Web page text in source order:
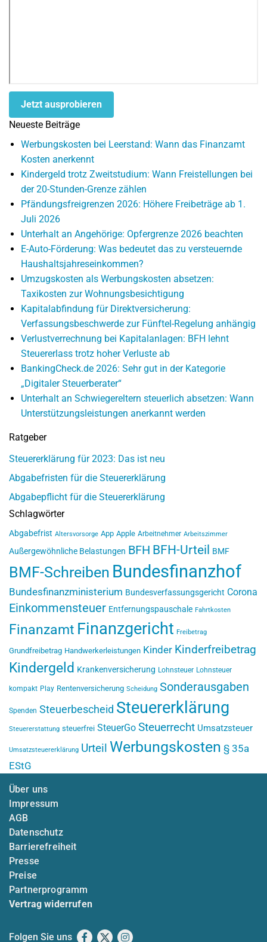
Jetzt ausprobieren
Neueste Beiträge
Werbungskosten bei Leerstand: Wann das Finanzamt
Kosten anerkennt
Kindergeld trotz Zweitstudium: Wann Freistellungen bei
der 20-Stunden-Grenze zählen
Pfändungsfreigrenzen 2026: Höhere Freibeträge ab 1.
Juli 2026
Unterhalt an Angehörige: Opfergrenze 2026 beachten
E-Auto-Förderung: Was bedeutet das zu versteuernde
Haushaltsjahreseinkommen?
Umzugskosten als Werbungskosten absetzen:
Taxikosten zur Wohnungsbesichtigung
Kapitalabfindung für Direktversicherung:
Verfassungsbeschwerde zur Fünftel-Regelung anhängig
Verlustverrechnung bei Kapitalanlagen: BFH lehnt
Steuererlass trotz hoher Verluste ab
BankingCheck.de 2026: Sehr gut in der Kategorie
„Digitaler Steuerberater“
Unterhalt an Schwiegereltern steuerlich absetzen: Wann
Unterstützungsleistungen anerkannt werden
Ratgeber
Steuererklärung für 2023: Das ist neu
Abgabefristen für die Steuererklärung
Abgabepflicht für die Steuererklärung
Schlagwörter
Abgabefrist Altersvorsorge App Apple Arbeitnehmer Arbeitszimmer
Außergewöhnliche Belastungen BFH BFH-Urteil BMF
BMF-Schreiben Bundesfinanzhof
Bundesfinanzministerium Bundesverfassungsgericht Corona
Einkommensteuer Entfernungspauschale Fahrtkosten
Finanzamt Finanzgericht Freibetrag
Grundfreibetrag Handwerkerleistungen Kinder Kinderfreibetrag
Kindergeld Krankenversicherung Lohnsteuer Lohnsteuer
kompakt Play Rentenversicherung Scheidung Sonderausgaben
Spenden Steuerbescheid Steuererklärung
Steuererstattung steuerfrei SteuerGo Steuerrecht Umsatzsteuer
Umsatzsteuererklärung Urteil Werbungskosten § 35a
EStG
Über uns
Impressum
AGB
Datenschutz
Barrierefreiheit
Presse
Preise
Partnerprogramm
Vertrag widerrufen
Folgen Sie uns Facebook
X Instagram